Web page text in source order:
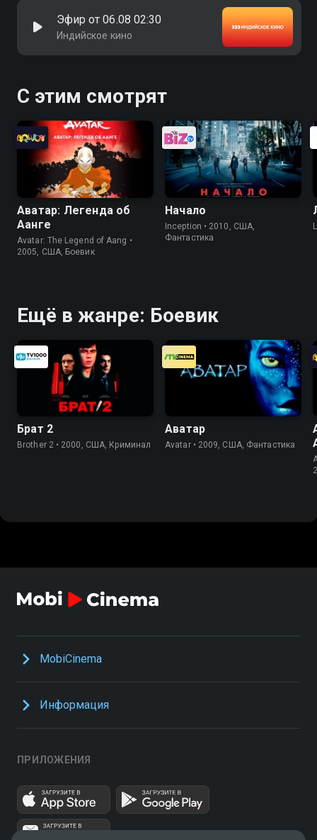
Эфир от 06.08 02:30
Индийское кино
С этим смотрят
Аватар: Легенда об
Аанге
Avatar: The Legend of Aang •
2005, США, Боевик
Начало
Inception • 2010, США,
Фантастика
Ещё в жанре: Боевик
Брат 2
Brother 2 • 2000, США, Криминал
Аватар
Avatar • 2009, США, Фантастика
MobiCinema
Информация
ПРИЛОЖЕНИЯ